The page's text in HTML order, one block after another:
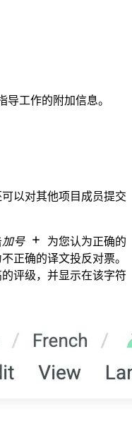
工作的附加信息。
以对其他项目成员提交
加号
为您认为正确的
正确的译文投反对票。
评级，并显示在该字符